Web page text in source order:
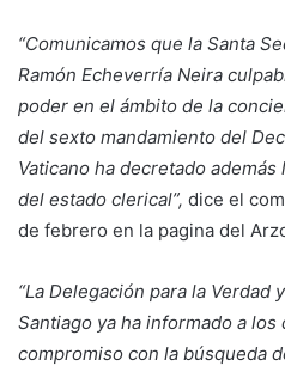
“Comunicamos que la Santa
Ramón Echeverría Neira
poder en el ámbito de la
del sexto mandamiento del
Vaticano ha decretado
del estado clerical”, dice el
de febrero en la pagina del
“La Delegación para la Verdad
Santiago ya ha informado a
compromiso con la búsqueda